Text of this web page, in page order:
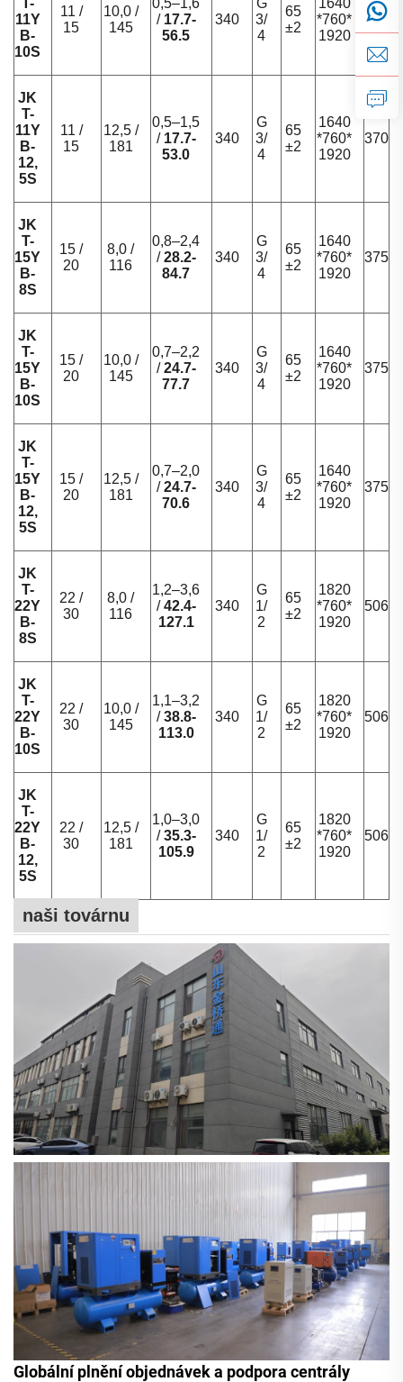
T-
11Y
B-
10S
11 /
15
10,0 /
145
0,5–1,6
/ 17.7-
56.5
340
G
3/
4
65
±2
1640
*760*
1920
370
JK
T-
11Y
B-
12,
5S
11 /
15
12,5 /
181
0,5–1,5
/ 17.7-
53.0
340
G
3/
4
65
±2
1640
*760*
1920
370
JK
T-
15Y
B-
8S
15 /
20
8,0 /
116
0,8–2,4
/28.2-
84.7
340
G
3/
4
65
±2
1640
*760*
1920
375
JK
T-
15Y
B-
10S
15 /
20
10,0 /
145
0,7–2,2
/24.7-
77.7
340
G
3/
4
65
±2
1640
*760*
1920
375
JK
T-
15Y
B-
12,
5S
15 /
20
12,5 /
181
0,7–2,0
/24.7-
70.6
340
G
3/
4
65
±2
1640
*760*
1920
375
JK
T-
22Y
B-
8S
22 /
30
8,0 /
116
1,2–3,6
/42.4-
127.1
340
G
1/
2
65
±2
1820
*760*
1920
506
JK
T-
22Y
B-
10S
22 /
30
10,0 /
145
1,1–3,2
/38.8-
113.0
340
G
1/
2
65
±2
1820
*760*
1920
506
JK
T-
22Y
B-
12,
5S
22 /
30
12,5 /
181
1,0–3,0
/35.3-
105.9
340
G
1/
2
65
±2
1820
*760*
1920
506
naši továrnu
Globální plnění objednávek a podpora centrály